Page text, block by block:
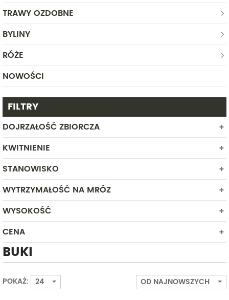
TRAWY OZDOBNE
BYLINY
RÓŻE
NOWOŚCI
FILTRY
DOJRZAŁOŚĆ ZBIORCZA
KWITNIENIE
KWIECIEŃ
MAJ
STANOWISKO
PÓŁCIEŃ
SŁONECZNE
WYTRZYMAŁOŚĆ NA MRÓZ
DUŻA
ŚREDNIA
WYSOKOŚĆ
Od
CENA
Od
BUKI
POKAŻ: 24 OD NAJNOWSZYCH